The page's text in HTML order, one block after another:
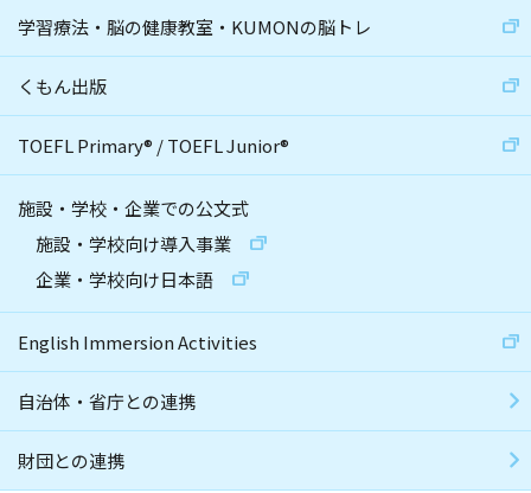
学習療法・脳の健康教室・KUMONの脳トレ
くもん出版
TOEFL Primary® /TOEFL Junior®
施設・学校・企業での公文式
施設・学校向け導入事業
企業・学校向け日本語
English Immersion Activities
自治体・省庁との連携
財団との連携